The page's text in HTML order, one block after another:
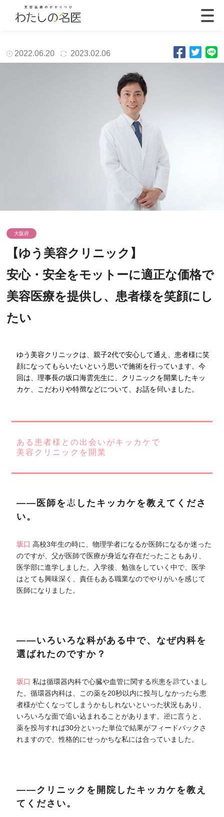
2022.06.20 2023.02.06
大阪府
【ゆう美容クリニック】
安心・安全をモットーに適正な価格で
美容医療を提供し、患者様を笑顔にし
たい
ゆう美容クリニックは、親子2代で安心して通え、患者様に笑
顔になってもらいたいという思いで施術を行っています。今
回は、理事長の坂口海雲先生に、クリニックを開業したキッ
カケ、こだわりや特徴などについて、お話を伺いました。
ある患者様との出会いがキッカケで
美容クリニックを開業
――医師を志したキッカケを教えてくださ
い。
坂口高校3年生の時に、物理学者になるか医師になるか迷った
のですが、父が医師で医療が身近な存在だったこともあり、
医学部に進学しました。入学後、勉強をしていく中で、医学
はとても興味深く、責任もある職業なのでやりがいを感じて
医師になりました。
――いろいろな科がある中で、なぜ内科を
選ばれたのですか？
坂口私は循環器内科で心臓や血管に関する疾患を診ていまし
た。循環器内科は、この薬を20秒以内に投与しなかったら患
者様が亡くなってしまうかもしれないといった状況もあり、
いろいろな面で追い込まれることがあります。逆に言うと、
薬を投与すれば30分といった単位で結果がフィードバックさ
れますので、性格的にせっかちな私には合っていました。
――クリニックを開院したキッカケを教え
てください。